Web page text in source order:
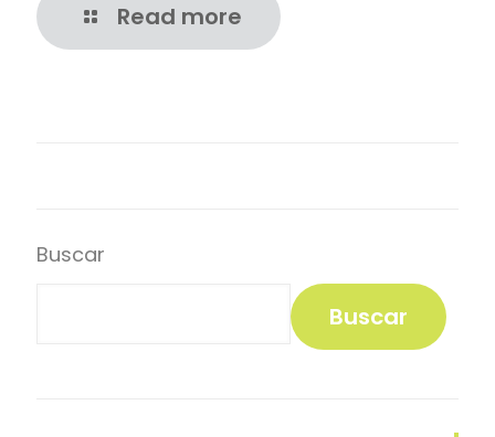
Read more
Buscar
Buscar